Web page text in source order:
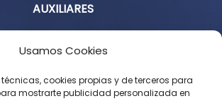
Usamos Cookies
cookies propias y de terceros para
mostrarte publicidad personalizada en
AUXILIARES
Aviso Legal
Política de Privacidad